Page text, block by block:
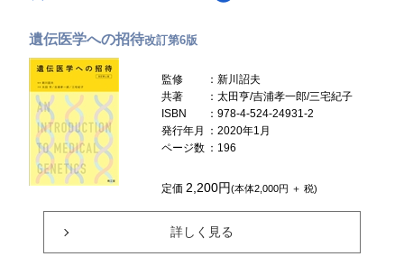
遺伝医学への招待改訂第6版
監修
：新川詔夫
共著
：太田亨/吉浦孝一郎/三宅紀子
ISBN
：978-4-524-24931-2
発行年月
：2020年1月
ページ数 ：196
定価2,200円(本体2,000円 ＋ 税)
詳しく見る